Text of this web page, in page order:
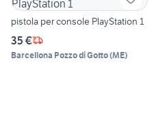
pistola per console PlayStation 1
35 €
Barcellona Pozzo di Gotto(ME)